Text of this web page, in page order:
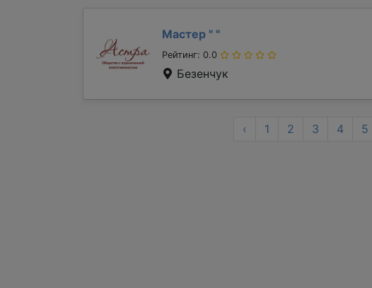
Мастер " "
Рейтинг: 0.0
Безенчук
‹ 1 2 3 4 5